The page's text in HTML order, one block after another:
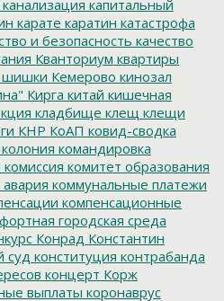
канализация капитальный
карате каратин катастрофа
и безопасность качество
Кванториум квартиры
шишки Кемерово кинозал
Кирга китай кишечная
кладбище клещ клещи
КНР КоАП ковид-сводка
колония командировка
комиссия комитет образования
коммунальные платежи
компенсационные
городская среда
Конрад Константин
суд конституция контрабанда
концерт Корж
выплаты коронаврус